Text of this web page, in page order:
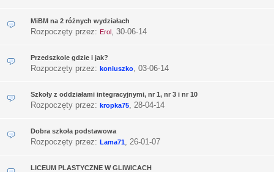
MiBM na 2 różnych wydziałach
Rozpoczęty przez: Erol, 30-06-14
Przedszkole gdzie i jak?
Rozpoczęty przez: koniuszko, 03-06-14
Szkoły z oddziałami integracyjnymi, nr 1, nr 3 i nr 10
Rozpoczęty przez: kropka75, 28-04-14
Dobra szkoła podstawowa
Rozpoczęty przez: Lama71, 26-01-07
LICEUM PLASTYCZNE W GLIWICACH